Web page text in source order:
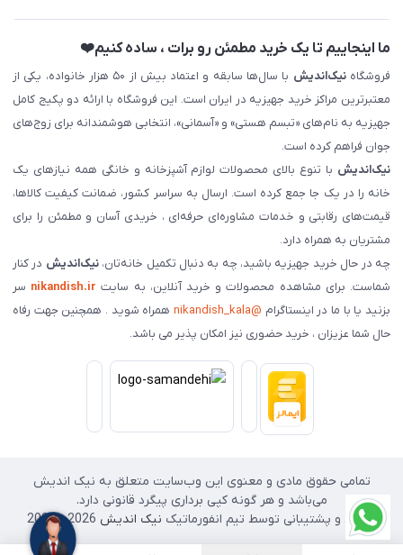
ما اینجاییم تا یک خرید مطمئن رو برات ، ساده کنیم❤️
فروشگاهنیک‌اندیش
با سال‌ها سابقه و اعتماد بیش از ۵۰ هزار خانواده، یکی از
معتبرترین مراکز خرید جهیزیه در ایران است. این فروشگاه با ارائه دو پکیج کامل
جهیزیه به نام‌های «تبسم هستی» و «آسمانی»، انتخابی هوشمندانه برای زوج‌های
جوان فراهم کرده است.
نیک‌اندیش با تنوع بالای محصولات لوازم آشپزخانه و خانگی همه نیازهای یک
خانه را در یک جا جمع کرده است. ارسال به سراسر کشور، ضمانت کیفیت کالاها،
قیمت‌های رقابتی و خدمات مشاوره‌ای حرفه‌ای ، خریدی آسان و مطمئن را برای
مشتریان به همراه دارد.
چه در حال خرید جهیزیه باشید، چه به دنبال تکمیل خانه‌تان،نیک‌اندیش در کنار
شماست. برای مشاهده محصولات و خرید آنلاین، به سایت nikandish.ir سر
بزنید یا با ما در اینستاگرام @nikandish_kala
همراه شوید . همچنین جهت رفاه
حال شما عزیزان ، خرید حضوری نیز امکان پذیر می باشد.
تمامی حقوق مادی و معنوی این وب‌سایت متعلق به نیک اندیش
می‌باشد و هر گونه کپی برداری پیگرد قانونی دارد.
طراحی و پشتیبانی توسط تیم انفورماتیک نیک اندیش 2026 - 2025